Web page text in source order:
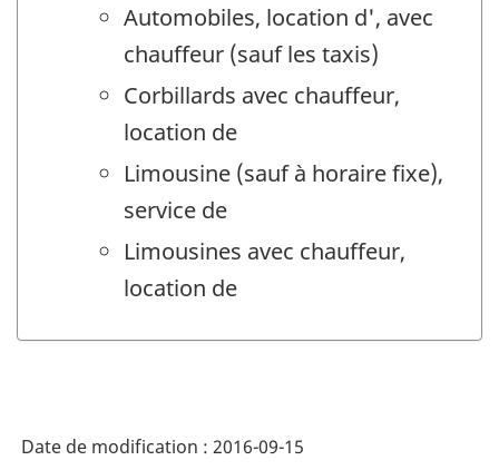
Automobiles, location d', avec
chauffeur (sauf les taxis)
Corbillards avec chauffeur,
location de
Limousine (sauf à horaire fixe),
service de
Limousines avec chauffeur,
location de
Date de modification : 2016-09-15